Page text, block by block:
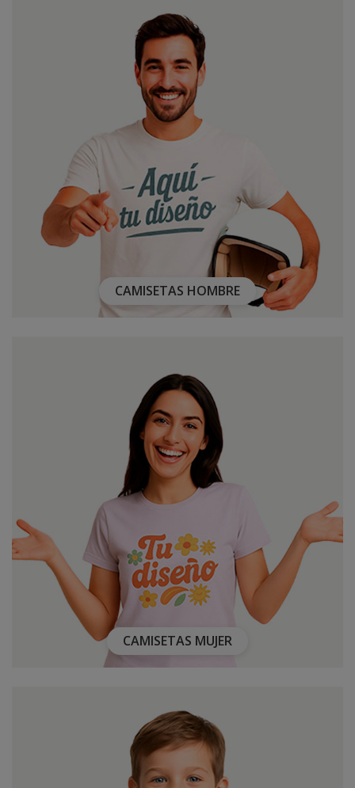
CAMISETAS HOMBRE
CAMISETAS MUJER